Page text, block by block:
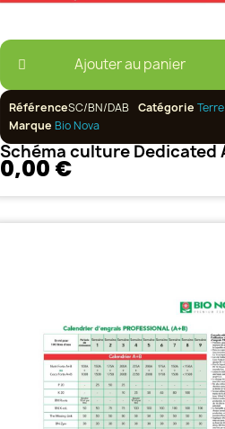
Ajouter au panier
RéférenceSC/BN/DAB CatégorieTerre
Marque Bio Nova
0,00 €